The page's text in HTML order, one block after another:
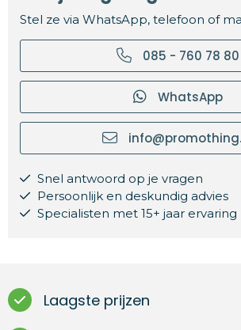
Stel ze via WhatsApp, telefoon of
085 - 760 78 80
WhatsApp
Snel antwoord op je vragen
Persoonlijk en deskundig advies
Specialisten met 15+ jaar ervaring
Laagste prijzen